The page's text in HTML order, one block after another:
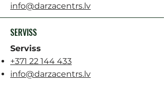
info@darzacentrs.lv
SERVISS
Serviss
+371 22 144 433
info@darzacentrs.lv